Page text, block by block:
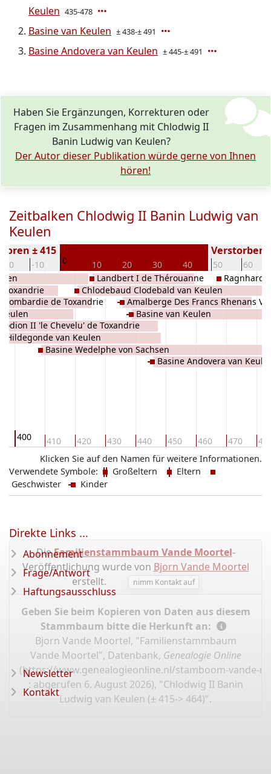
Keulen 435-478
Basine van Keulen ± 438-± 491
Basine Andovera van Keulen ± 445-± 491
Haben Sie Ergänzungen, Korrekturen oder
Fragen im Zusammenhang mit Chlodwig II
Banin Ludwig van Keulen?
Der Autor dieser Publikation würde gerne von Ihnen
hören!
Zeitbalken Chlodwig II Banin Ludwig van
Keulen
-20 -10 0 10 20 30 40 50 60
± 415 Verstorben
400 410 420 430 440 450 460 470
Toxandrie
Lombardie de Toxandrie
II 'le Chevelu' de Toxandrie
Hildegonde van Keulen
Basine Wedelphe von Sachsen
Chlodebaud Clodebald van Keulen
Landbert I de Thérouanne
Amalberge Des Francs Rhenans
Sachsen van Keulen
Basine van Keulen
Basine Andovera van
Ragnhard
Klicken Sie auf den Namen für weitere Informationen.
Verwendete Symbole:
Großeltern
Eltern
Geschwister
Kinder
DieFamilienstammbaum Vande Moortel-
Veröffentlichung wurde von Bjorn Vande Moortel
erstellt.
nimm Kontakt auf
Geben Sie beim Kopieren von Daten aus diesem
Stammbaum bitte die Herkunft an:
Bjorn Vande Moortel, "Familienstammbaum
Vande Moortel", Datenbank, Genealogie Online
(https://www.genealogieonline.nl/stamboom-vande-
: abgerufen 6. August 2026), "Chlodwig II Banin
Ludwig van Keulen (± 415-> 464)".
Direkte Links ...
Abonnement
Frage/Antwort
Haftungsausschluss
Newsletter
Kontakt